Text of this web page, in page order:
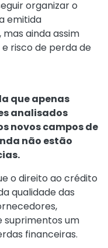
organizar o
emitida
ainda assim
risco de perda de
que apenas
analisados
novos campos de
não estão
o direito ao crédito
qualidade das
suprimentos um
financeiras.